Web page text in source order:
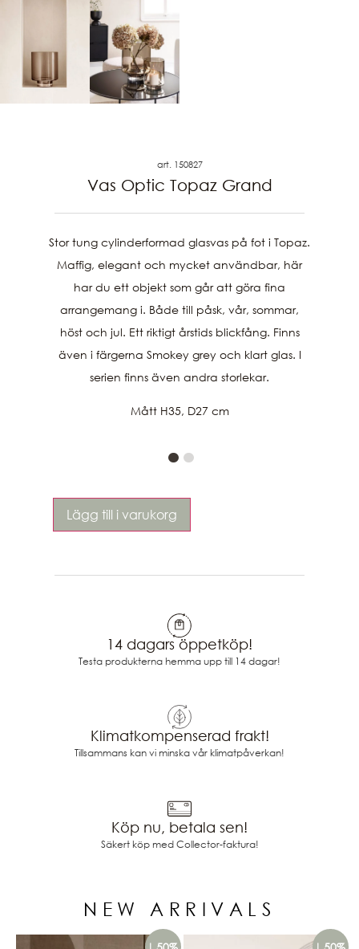
art. 150827
Vas Optic Topaz Grand
Stor tung cylinderformad glasvas på fot i Topaz.
Maffig, elegant och mycket användbar, här
har du ett objekt som går att göra fina
arrangemang i. Både till påsk, vår, sommar,
höst och jul. Ett riktigt årstids blickfång. Finns
även i färgerna Smokey grey och klart glas. I
serien finns även andra storlekar.
Mått H35, D27 cm
Lägg till i varukorg
14 dagars öppetköp!
Testa produkterna hemma upp till 14 dagar!
Klimatkompenserad frakt!
Tillsammans kan vi minska vår klimatpåverkan!
Köp nu, betala sen!
Säkert köp med Collector-faktura!
NEW ARRIVALS